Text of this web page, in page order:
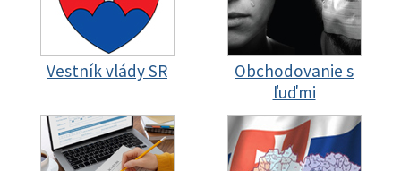
Vestník vlády SR
Obchodovanie s
ľuďmi